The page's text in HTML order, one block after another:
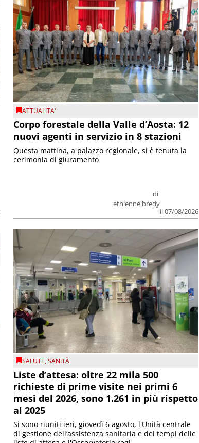
ATTUALITA'
Corpo forestale della Valle d’Aosta: 12
nuovi agenti in servizio in 8 stazioni
di
ethienne bredy
il 07/08/2026
Questa mattina, a palazzo regionale, si è tenuta la
cerimonia di giuramento
SALUTE,SANITÀ
Liste d’attesa: oltre 22 mila 500
richieste di prime visite nei primi 6
mesi del 2026, sono 1.261 in più rispetto
al 2025
Si sono riuniti ieri, giovedì 6 agosto, l'Unità centrale
di gestione dell’assistenza sanitaria e dei tempi delle